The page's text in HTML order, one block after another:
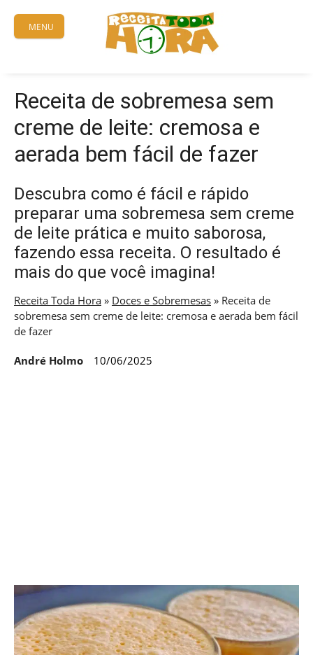
content
MENU
Receita de sobremesa sem
creme de leite: cremosa e
aerada bem fácil de fazer
Descubra como é fácil e rápido
preparar uma sobremesa sem creme
de leite prática e muito saborosa,
fazendo essa receita. O resultado é
mais do que você imagina!
Receita Toda Hora » Doces e Sobremesas » Receita de
sobremesa sem creme de leite: cremosa e aerada bem fácil
de fazer
André Holmo 10/06/2025